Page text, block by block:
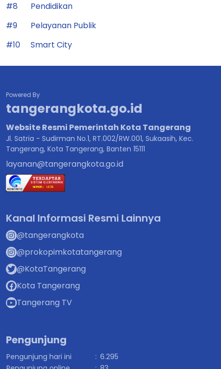
#8
Pendidikan
#9
Pelayanan Publik
#10
Smart City
Powered By
tangerangkota.go.id
Website Resmi Pemerintah Kota Tangerang
Jl. Satria - Sudirman No.1, RT.002/RW.001, Sukaasih, Kec.
Tangerang, Kota Tangerang, Banten 15111
layanan@tangerangkota.go.id
Kanal Informasi Resmi Lainnya
@tangerangkota
@prokopimkotatangerang
@KotaTangerang
Kota Tangerang
Tangerang TV
Pengunjung
Pengunjung hari ini : 6.295